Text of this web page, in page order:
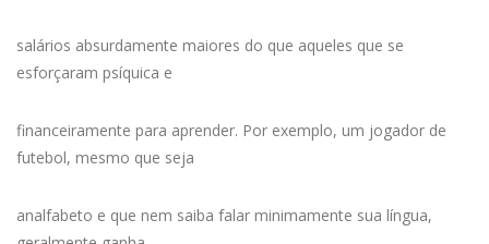
salários absurdamente maiores do que aqueles que se
esforçaram psíquica e
financeiramente para aprender. Por exemplo, um jogador de
futebol, mesmo que seja
analfabeto e que nem saiba falar minimamente sua língua,